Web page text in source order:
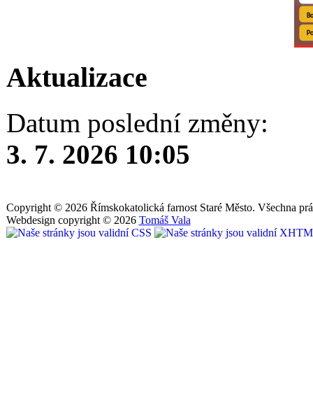
Aktualizace
Datum poslední změny:
3. 7. 2026 10:05
Copyright © 2026 Římskokatolická farnost Staré Město. Všechna
Webdesign copyright © 2026 Tomáš Vala